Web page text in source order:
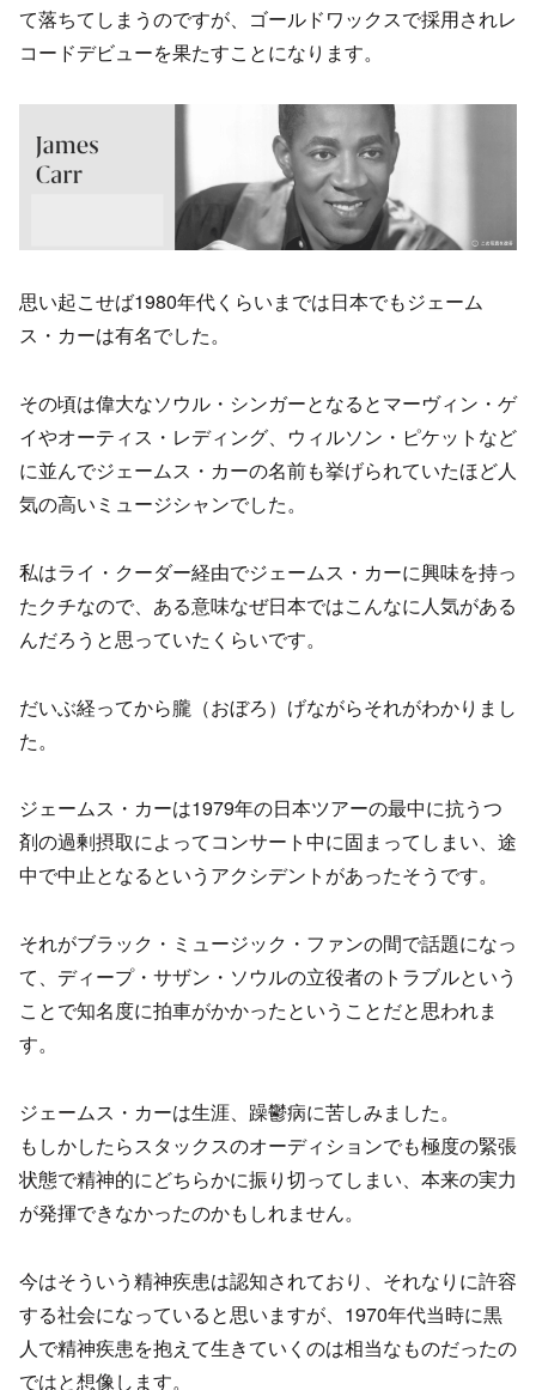
て落ちてしまうのですが、ゴールドワックスで採用されレ
コードデビューを果たすことになります。
思い起こせば1980年代くらいまでは日本でもジェーム
ス・カーは有名でした。
その頃は偉大なソウル・シンガーとなるとマーヴィン・ゲ
イやオーティス・レディング、ウィルソン・ピケットなど
に並んでジェームス・カーの名前も挙げられていたほど人
気の高いミュージシャンでした。
私はライ・クーダー経由でジェームス・カーに興味を持っ
たクチなので、ある意味なぜ日本ではこんなに人気がある
んだろうと思っていたくらいです。
だいぶ経ってから朧（おぼろ）げながらそれがわかりまし
た。
ジェームス・カーは1979年の日本ツアーの最中に抗うつ
剤の過剰摂取によってコンサート中に固まってしまい、途
中で中止となるというアクシデントがあったそうです。
それがブラック・ミュージック・ファンの間で話題になっ
て、ディープ・サザン・ソウルの立役者のトラブルという
ことで知名度に拍車がかかったということだと思われま
す。
ジェームス・カーは生涯、躁鬱病に苦しみました。
もしかしたらスタックスのオーディションでも極度の緊張
状態で精神的にどちらかに振り切ってしまい、本来の実力
が発揮できなかったのかもしれません。
今はそういう精神疾患は認知されており、それなりに許容
する社会になっていると思いますが、1970年代当時に黒
人で精神疾患を抱えて生きていくのは相当なものだったの
ではと想像します。